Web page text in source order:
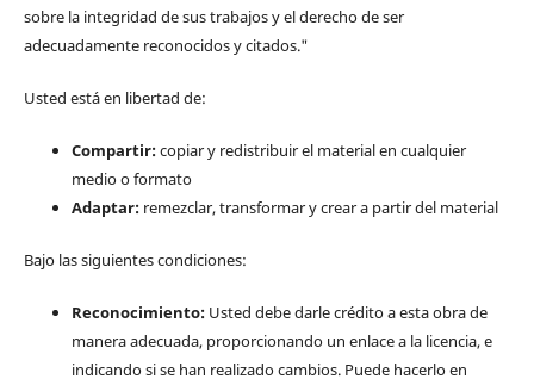
sobre la integridad de sus trabajos y el derecho de ser
adecuadamente reconocidos y citados."
Usted está en libertad de:
Compartir:copiar y redistribuir el material en cualquier
medio o formato
Adaptar:remezclar, transformar y crear a partir del material
Bajo las siguientes condiciones:
Reconocimiento:Usted debe darle crédito a esta obra de
manera adecuada, proporcionando un enlace a la licencia, e
indicando si se han realizado cambios. Puede hacerlo en